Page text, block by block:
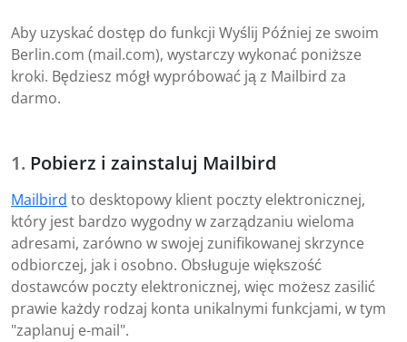
Aby uzyskać dostęp do funkcji Wyślij Później ze swoim
Berlin.com (mail.com), wystarczy wykonać poniższe
kroki. Będziesz mógł wypróbować ją z Mailbird za
darmo.
Pobierz i zainstaluj Mailbird
Mailbird to desktopowy klient poczty elektronicznej,
który jest bardzo wygodny w zarządzaniu wieloma
adresami, zarówno w swojej zunifikowanej skrzynce
odbiorczej, jak i osobno. Obsługuje większość
dostawców poczty elektronicznej, więc możesz zasilić
prawie każdy rodzaj konta unikalnymi funkcjami, w tym
"zaplanuj e-mail".